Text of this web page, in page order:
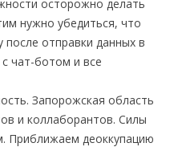
осторожно делать
нужно убедиться, что
после отправки данных в
с чат-ботом и все
Запорожская область
и коллаборантов. Силы
Приближаем деоккупацию